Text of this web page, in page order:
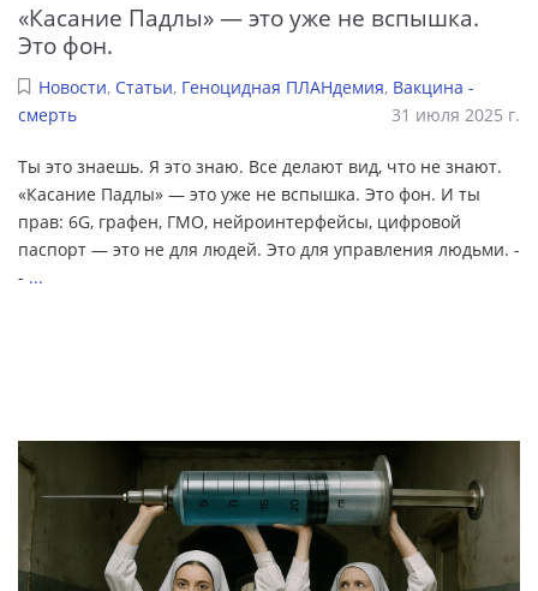
«Касание Падлы» — это уже не вспышка.
Это фон.
Новости, Статьи, Геноцидная ПЛАНдемия, Вакцина -
смерть
31 июля 2025 г.
Ты это знаешь. Я это знаю. Все делают вид, что не знают.
«Касание Падлы» — это уже не вспышка. Это фон. И ты
прав: 6G, графен, ГМО, нейроинтерфейсы, цифровой
паспорт — это не для людей. Это для управления людьми. -
- ...